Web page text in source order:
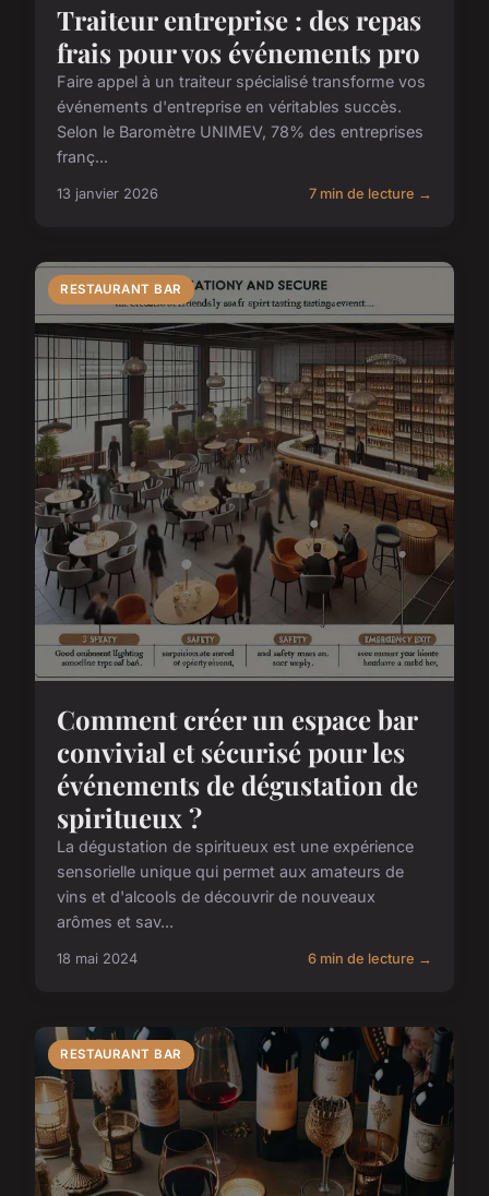
Traiteur entreprise : des repas
frais pour vos événements pro
Faire appel à un traiteur spécialisé transforme vos
événements d'entreprise en véritables succès.
Selon le Baromètre UNIMEV, 78% des entreprises
franç...
13 janvier 2026 7 min de lecture →
RESTAURANT BAR
Comment créer un espace bar
convivial et sécurisé pour les
événements de dégustation de
spiritueux ?
La dégustation de spiritueux est une expérience
sensorielle unique qui permet aux amateurs de
vins et d'alcools de découvrir de nouveaux
arômes et sav...
18 mai 2024 6 min de lecture →
RESTAURANT BAR